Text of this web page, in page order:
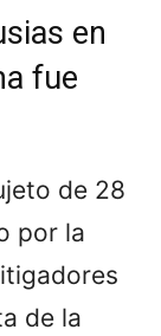
en
fue
de 28
por la
de la